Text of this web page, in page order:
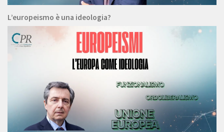
L’europeismo è una ideologia?